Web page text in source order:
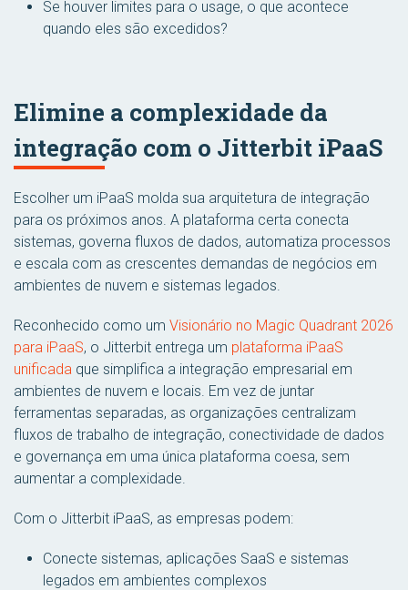
Se houver limites para o usage, o que acontece
quando eles são excedidos?
Elimine a complexidade da
integração com o Jitterbit iPaaS
Escolher um iPaaS molda sua arquitetura de integração
para os próximos anos. A plataforma certa conecta
sistemas, governa fluxos de dados, automatiza processos
e escala com as crescentes demandas de negócios em
ambientes de nuvem e sistemas legados.
Reconhecido como um Visionário no Magic Quadrant 2026
para iPaaS, o Jitterbit entrega um plataforma iPaaS
unificada que simplifica a integração empresarial em
ambientes de nuvem e locais. Em vez de juntar
ferramentas separadas, as organizações centralizam
fluxos de trabalho de integração, conectividade de dados
e governança em uma única plataforma coesa, sem
aumentar a complexidade.
Com o Jitterbit iPaaS, as empresas podem:
Conecte sistemas, aplicações SaaS e sistemas
legados em ambientes complexos